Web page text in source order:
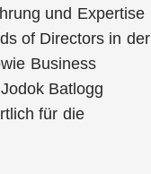
und Expertise
of Directors in der
Business
Batlogg
für die